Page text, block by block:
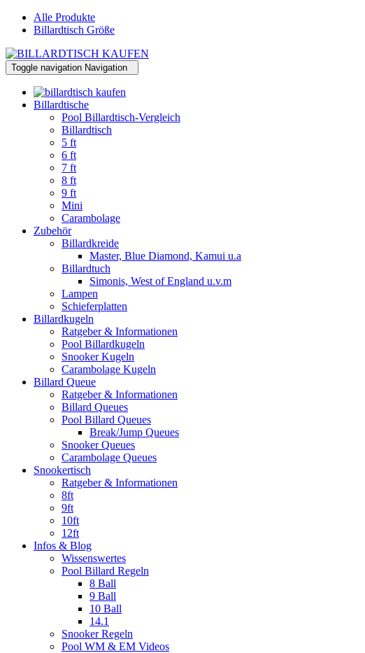
Alle Produkte
Billardtisch Größe
Toggle navigation Navigation
Billardtische
Pool Billardtisch-Vergleich
Billardtisch
5 ft
6 ft
7 ft
8 ft
9 ft
Mini
Carambolage
Zubehör
Billardkreide
Master, Blue Diamond, Kamui u.a
Billardtuch
Simonis, West of England u.v.m
Lampen
Schieferplatten
Billardkugeln
Ratgeber & Informationen
Pool Billardkugeln
Snooker Kugeln
Carambolage Kugeln
Billard Queue
Ratgeber & Informationen
Billard Queues
Pool Billard Queues
Break/Jump Queues
Snooker Queues
Carambolage Queues
Snookertisch
Ratgeber & Informationen
8ft
9ft
10ft
12ft
Infos & Blog
Wissenswertes
Pool Billard Regeln
8 Ball
9 Ball
10 Ball
14.1
Snooker Regeln
Pool WM & EM Videos